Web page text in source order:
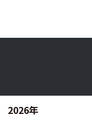
2026年